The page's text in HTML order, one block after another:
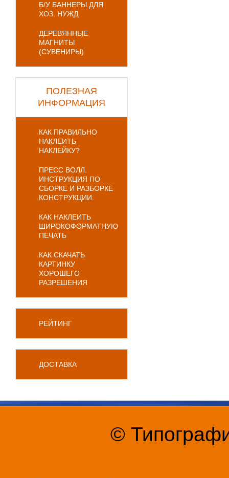
Б/У БАННЕРЫ ДЛЯ
ХОЗ. НУЖД
ДЕРЕВЯННЫЕ
МАГНИТЫ
(СУВЕНИРЫ)
ПОЛЕЗНАЯ
ИНФОРМАЦИЯ
КАК ПРАВИЛЬНО
НАКЛЕИТЬ
НАКЛЕЙКУ?
ПРЕСС ВОЛЛ.
ИНСТРУКЦИЯ ПО
СБОРКЕ И РАЗБОРКЕ
КОНСТРУКЦИИ.
КАК НАКЛЕИТЬ
ШИРОКОФОРМАТНУЮ
ПЕЧАТЬ
КАК СКАЧАТЬ
КАРТИНКУ
ХОРОШЕГО
РАЗРЕШЕНИЯ
РЕЙТИНГ
ДОСТАВКА
©